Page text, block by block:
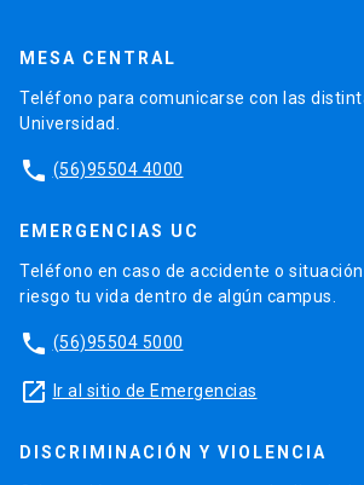
MESA CENTRAL
Teléfono para comunicarse con las
Universidad.
phone (56)95504 4000
EMERGENCIAS UC
Teléfono en caso de accidente o
riesgo tu vida dentro de algún campus.
phone (56)95504 5000
launch Ir al sitio de Emergencias
DISCRIMINACIÓN Y VIOLENCIA